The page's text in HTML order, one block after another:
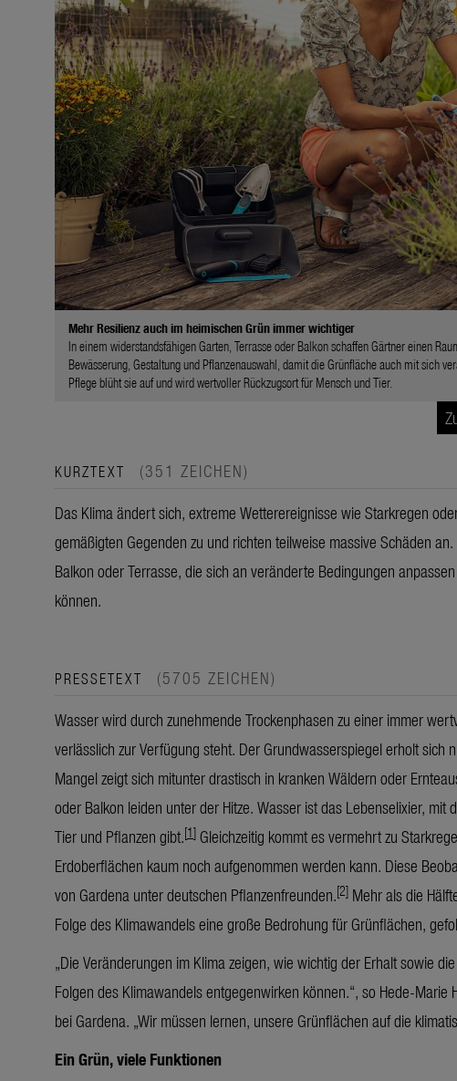
Mehr Resilienz auch im heimischen Grün immer wichtiger
In einem widerstandsfähigen Garten, Terrasse oder Balkon schaffen Gärtner einen
Bewässerung, Gestaltung und Pflanzenauswahl, damit die Grünfläche auch mit sich
Pflege blüht sie auf und wird wertvoller Rückzugsort für Mensch und Tier.
KURZTEXT (351 ZEICHEN)
Das Klima ändert sich, extreme Wetterereignisse wie Starkregen
gemäßigten Gegenden zu und richten teilweise massive Schäden
Balkon oder Terrasse, die sich an veränderte Bedingungen
können.
PRESSETEXT (5705 ZEICHEN)
Wasser wird durch zunehmende Trockenphasen zu einer immer
verlässlich zur Verfügung steht. Der Grundwasserspiegel erholt
Mangel zeigt sich mitunter drastisch in kranken Wäldern oder
oder Balkon leiden unter der Hitze. Wasser ist das Lebenselixier,
Tier und Pflanzen gibt.[1] Gleichzeitig kommt es vermehrt zu
Erdoberflächen kaum noch aufgenommen werden kann. Diese
von Gardena unter deutschen Pflanzenfreunden.[2] Mehr als die
Folge des Klimawandels eine große Bedrohung für Grünflächen,
„Die Veränderungen im Klima zeigen, wie wichtig der Erhalt sowie
Folgen des Klimawandels entgegenwirken können.“, so Hede-
bei Gardena. „Wir müssen lernen, unsere Grünflächen auf die
Ein Grün, viele Funktionen